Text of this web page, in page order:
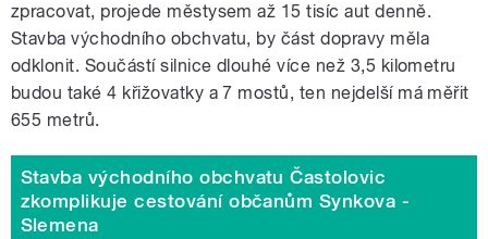
zpracovat, projede městysem až 15 tisíc aut denně.
Stavba východního obchvatu, by část dopravy měla
odklonit. Součástí silnice dlouhé více než 3,5 kilometru
budou také 4 křižovatky a 7 mostů, ten nejdelší má měřit
655 metrů.
Stavba východního obchvatu Častolovic
zkomplikuje cestování občanům Synkova -
Slemena